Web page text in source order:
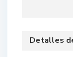
Detalles